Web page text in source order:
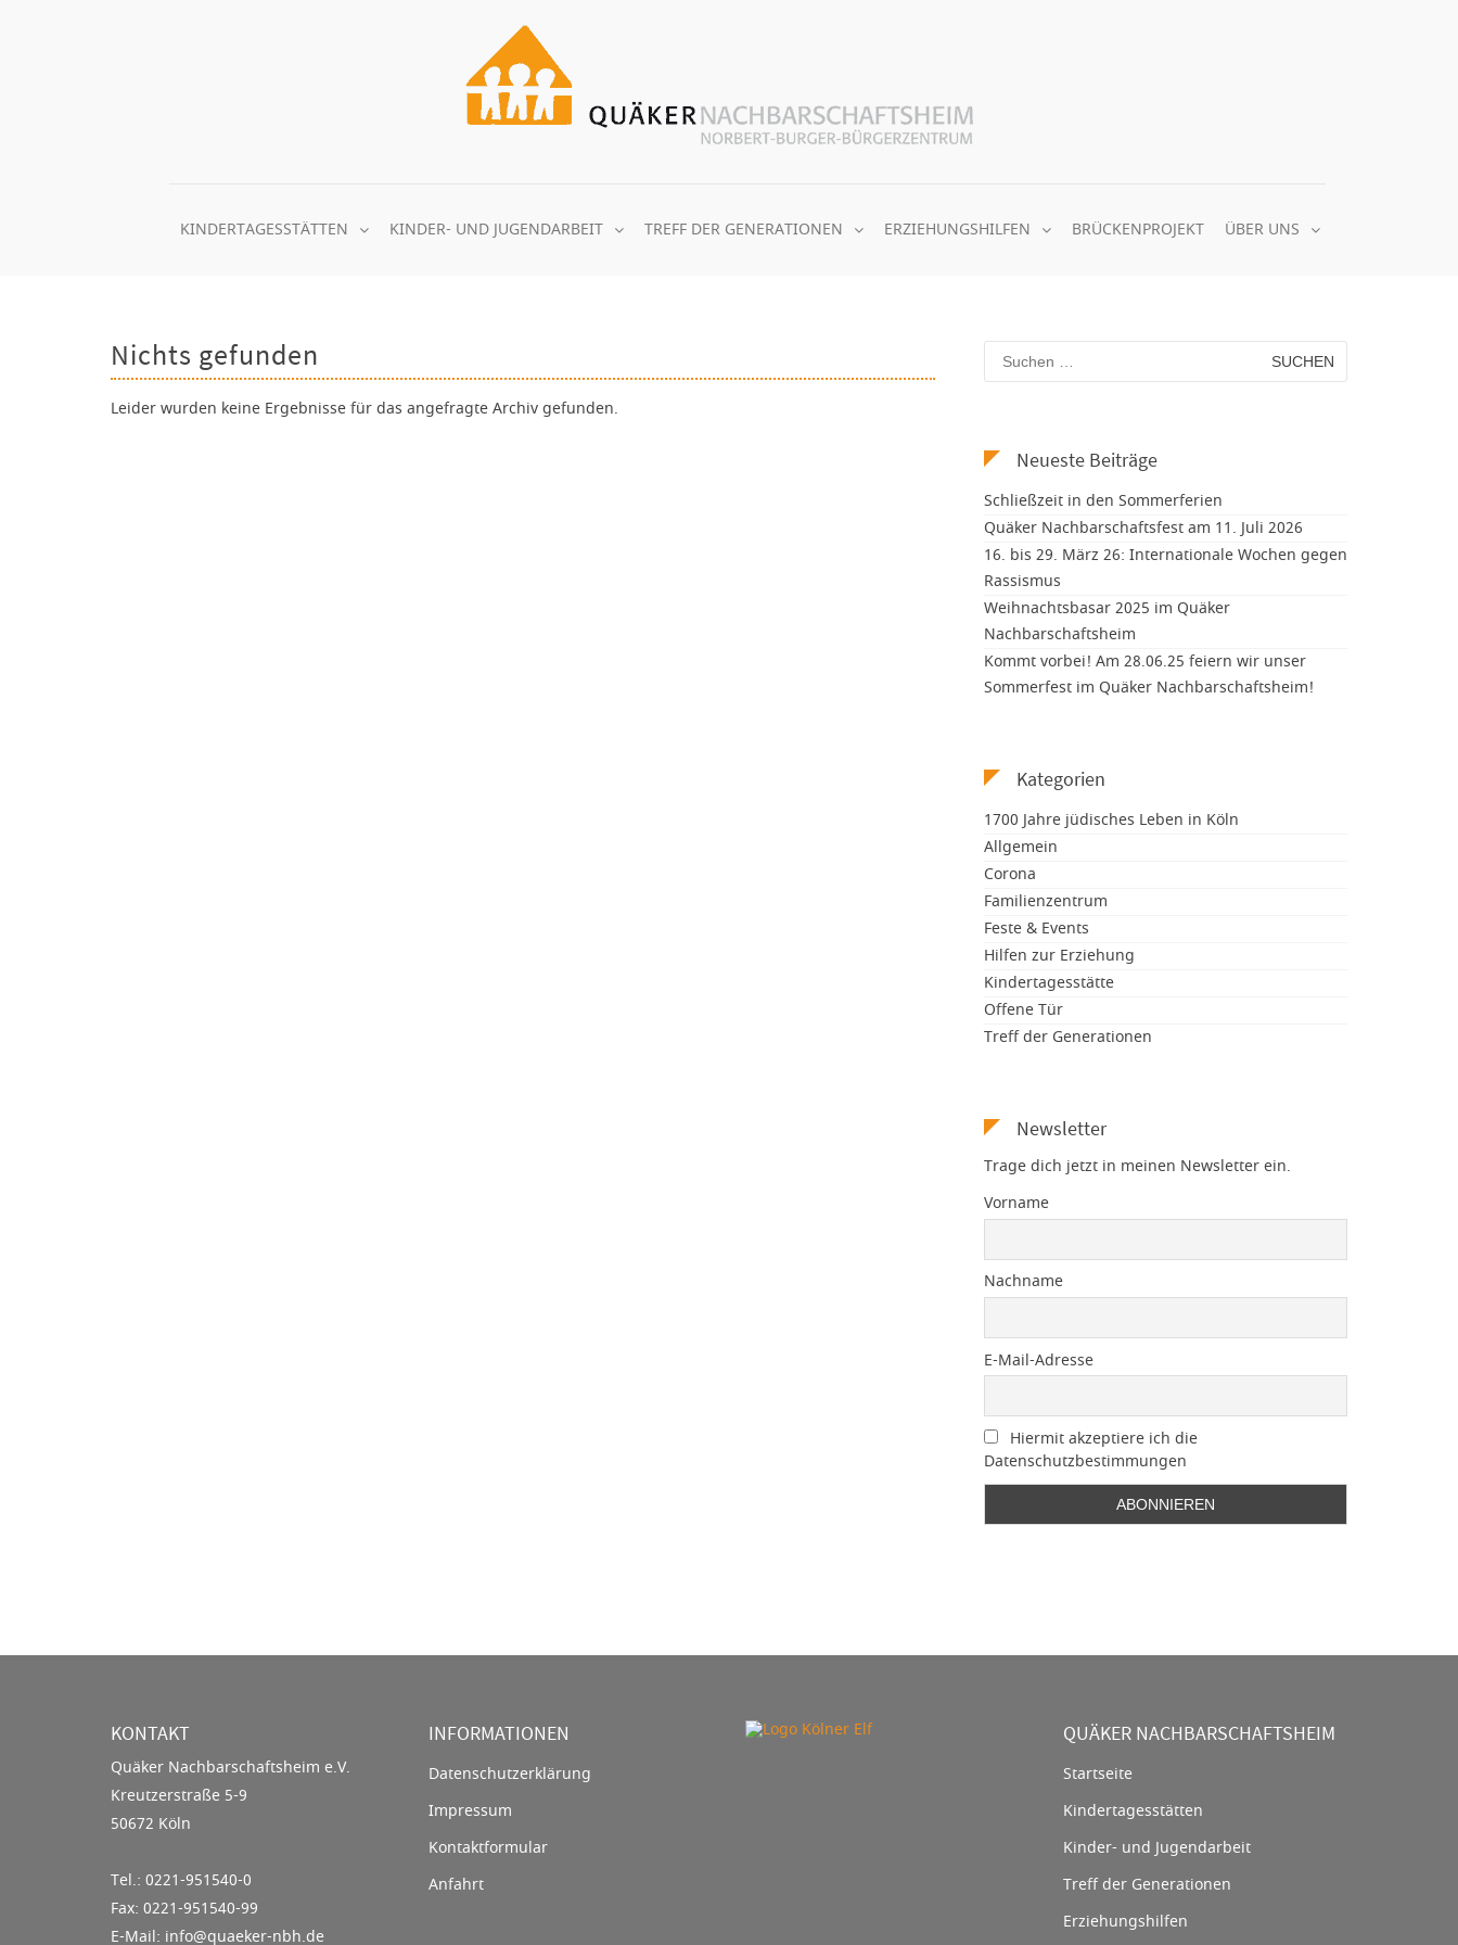
KINDERTAGESSTÄTTEN KINDER- UND JUGENDARBEIT TREFF DER GENERATIONEN ERZIEHUNGSHILFEN BRÜCKENPROJEKT ÜBER UNS
Nichts gefunden
Leider wurden keine Ergebnisse für das angefragte Archiv gefunden.
Suchen
nach:
Neueste Beiträge
Schließzeit in den Sommerferien
Quäker Nachbarschaftsfest am 11. Juli 2026
16. bis 29. März 26: Internationale Wochen gegen
Rassismus
Weihnachtsbasar 2025 im Quäker
Nachbarschaftsheim
Kommt vorbei! Am 28.06.25 feiern wir unser
Sommerfest im Quäker Nachbarschaftsheim!
Kategorien
1700 Jahre jüdisches Leben in Köln
Allgemein
Corona
Familienzentrum
Feste & Events
Hilfen zur Erziehung
Kindertagesstätte
Offene Tür
Treff der Generationen
Newsletter
Trage dich jetzt in meinen Newsletter ein.
Vorname
Nachname
E-Mail-Adresse
Hiermit akzeptiere ich die
Datenschutzbestimmungen
KONTAKT
Quäker Nachbarschaftsheim e.V.
Kreutzerstraße 5-9
50672 Köln
Tel.: 0221-951540-0
Fax: 0221-951540-99
E-Mail: info@quaeker-nbh.de
INFORMATIONEN
Datenschutzerklärung
Impressum
Kontaktformular
Anfahrt
QUÄKER NACHBARSCHAFTSHEIM
Startseite
Kindertagesstätten
Kinder- und Jugendarbeit
Treff der Generationen
Erziehungshilfen